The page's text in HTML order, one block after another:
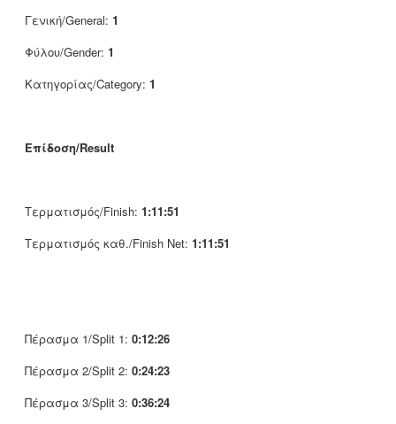
Γενική/General: 1
Φύλου/Gender: 1
Κατηγορίας/Category: 1
Επίδοση/Result
Τερματισμός/Finish: 1:11:51
Τερματισμός καθ./Finish Net: 1:11:51
Πέρασμα 1/Split 1: 0:12:26
Πέρασμα 2/Split 2: 0:24:23
Πέρασμα 3/Split 3: 0:36:24